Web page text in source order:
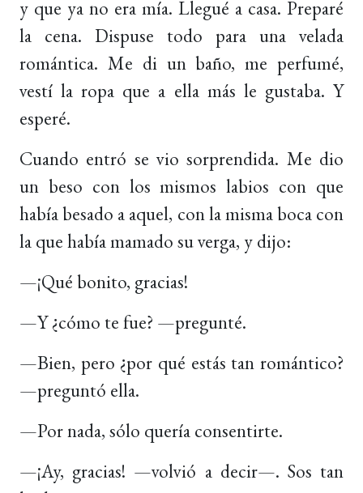
y que ya no era mía. Llegué a casa. Preparé
la cena. Dispuse todo para una velada
romántica. Me di un baño, me perfumé,
vestí la ropa que a ella más le gustaba. Y
esperé.
Cuando entró se vio sorprendida. Me dio
un beso con los mismos labios con que
había besado a aquel, con la misma boca con
la que había mamado su verga, y dijo:
—¡Qué bonito, gracias!
—Y ¿cómo te fue? —pregunté.
—Bien, pero ¿por qué estás tan romántico?
—preguntó ella.
—Por nada, sólo quería consentirte.
—¡Ay, gracias! —volvió a decir—. Sos tan